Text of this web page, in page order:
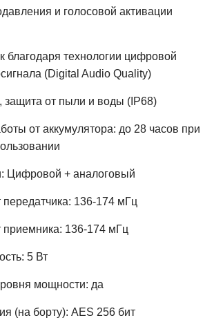
и голосовой активации
благодаря технологии цифровой
(Digital Audio Quality)
защита от пыли и воды (IP68)
от аккумулятора: до 28 часов при
Цифровой + аналоговый
передатчика: 136-174 мГц
приемника: 136-174 мГц
5 Вт
мощности: да
(на борту): AES 256 бит